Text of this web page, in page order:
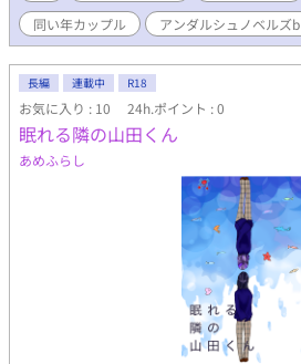
がら、車で札幌から東京を目指すこと
予定。
同い年カップル
アンダルシュノベルズb
長編 連載中 R18
お気に入り : 10 24h.ポイント : 0
眠れる隣の山田くん
あめふらし